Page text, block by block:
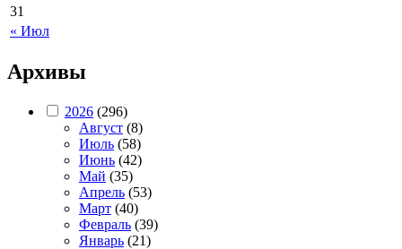
« Июл
31
Архивы
2026 (296)
Август (8)
Июль (58)
Июнь (42)
Май (35)
Апрель (53)
Март (40)
Февраль (39)
Январь (21)